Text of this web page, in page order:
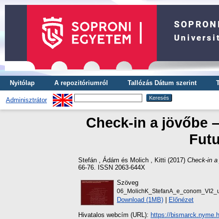
Nyitólap A repozitóriumról Tallózás Dátum szerint
Adminisztrátor
Check-in a jövőbe
Stefán , Ádám és Molich , Kitti (2017) Check-in
66-76. ISSN 2063-644X
Szöveg
Download (1MB) | Előnézet
Hivatalos webcím (URL): https://